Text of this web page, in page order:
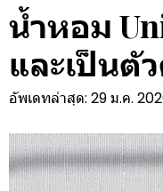
น้ำหอม
และเป็นตั
อัพเดทล่าสุด: 29 ม.ค.